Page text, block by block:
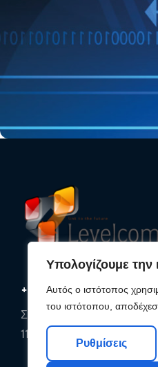
Υπολογίζουμε την
Αυτός ο ιστότοπος
του ιστότοπου,
Ρυθμίσεις
+30 210 25 33 620
Συρακουσών 85, Αθήνα,
11142, Αττική